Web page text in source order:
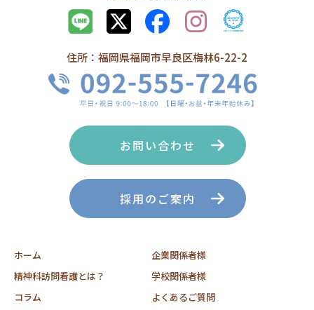
住所：福岡県福岡市早良区梅林6-22-2
ホーム
精神科訪問看護とは？
コラム
企業関係者様
学校関係者様
よくあるご質問
お問い合わせ
採用のご案内